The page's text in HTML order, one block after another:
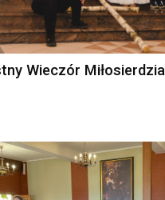
Wieczór Miłosierdzia